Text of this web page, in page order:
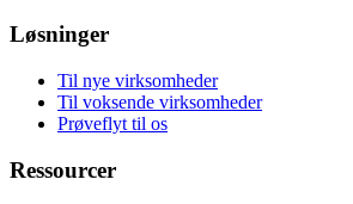
Løsninger
Til nye virksomheder
Til voksende virksomheder
Prøveflyt til os
Ressourcer